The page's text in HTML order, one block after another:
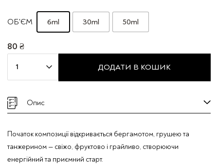
ОБ'ЄМ 6ml 30ml 50ml
80 ₴
Max
"YOUNG
кількість
ДОДАТИ В КОШИК
Опис
Початок композиції відкривається бергамотом, грушею та
танжерином — свіжо, фруктово і грайливо, створюючи
енергійний та приємний старт.